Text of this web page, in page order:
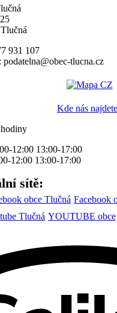
931 107
: podatelna@obec-tlucna.cz
Kde nás
12:00 13:00-17:00
12:00 13:00-17:00
sítě:
Facebook
YOUTUBE obce